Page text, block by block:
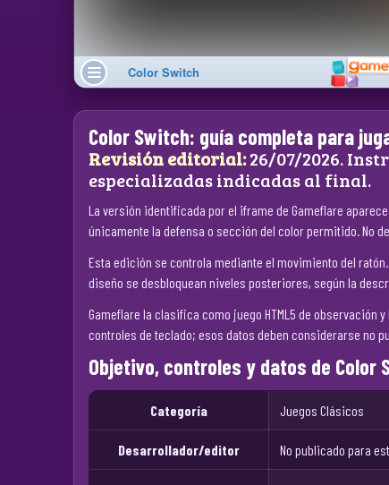
Color Switch: guía completa para
Revisión editorial:26/07/2026.
especializadas indicadas al final.
La versión identificada por el iframe de Gameflare
únicamente la defensa o sección del color permitido. No
Esta edición se controla mediante el movimiento del
diseño se desbloquean niveles posteriores, según la
Gameflare la clasifica como juego HTML5 de
controles de teclado; esos datos deben considerarse no
Objetivo, controles y datos de Color
Categoría Juegos Clásicos
Desarrollador/editor No publicado para